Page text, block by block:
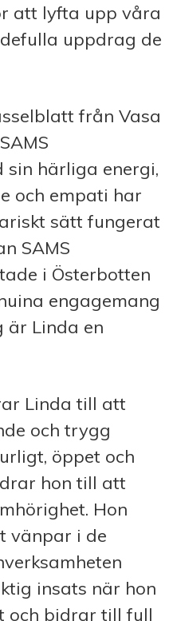
att lyfta upp våra
uppdrag de
från Vasa
sin härliga energi,
och empati har
sätt fungerat
SAMS
i Österbotten
engagemang
Linda en
Linda till att
och trygg
öppet och
hon till att
Hon
vänpar i de
insats när hon
och bidrar till full